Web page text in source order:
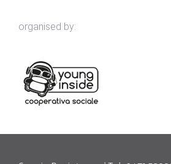
organised by: